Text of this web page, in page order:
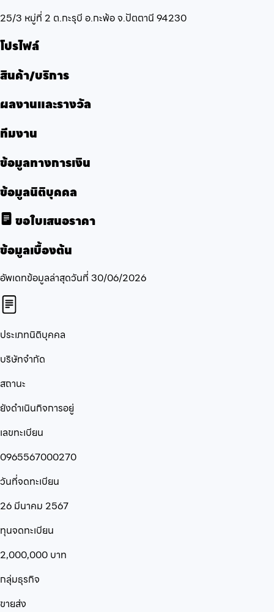
25/3 หมู่ที่ 2 ต.กะรุบี อ.กะพ้อ จ.ปัตตานี 94230
โปรไฟล์
สินค้า/บริการ
ผลงานและรางวัล
ทีมงาน
ข้อมูลทางการเงิน
ข้อมูลนิติบุคคล
ขอใบเสนอราคา
ข้อมูลเบื้องต้น
อัพเดทข้อมูลล่าสุดวันที่ 30/06/2026
ประเภทนิติบุคคล
บริษัทจำกัด
สถานะ
ยังดำเนินกิจการอยู่
เลขทะเบียน
0965567000270
วันที่จดทะเบียน
26 มีนาคม 2567
ทุนจดทะเบียน
2,000,000 บาท
กลุ่มธุรกิจ
ขายส่ง